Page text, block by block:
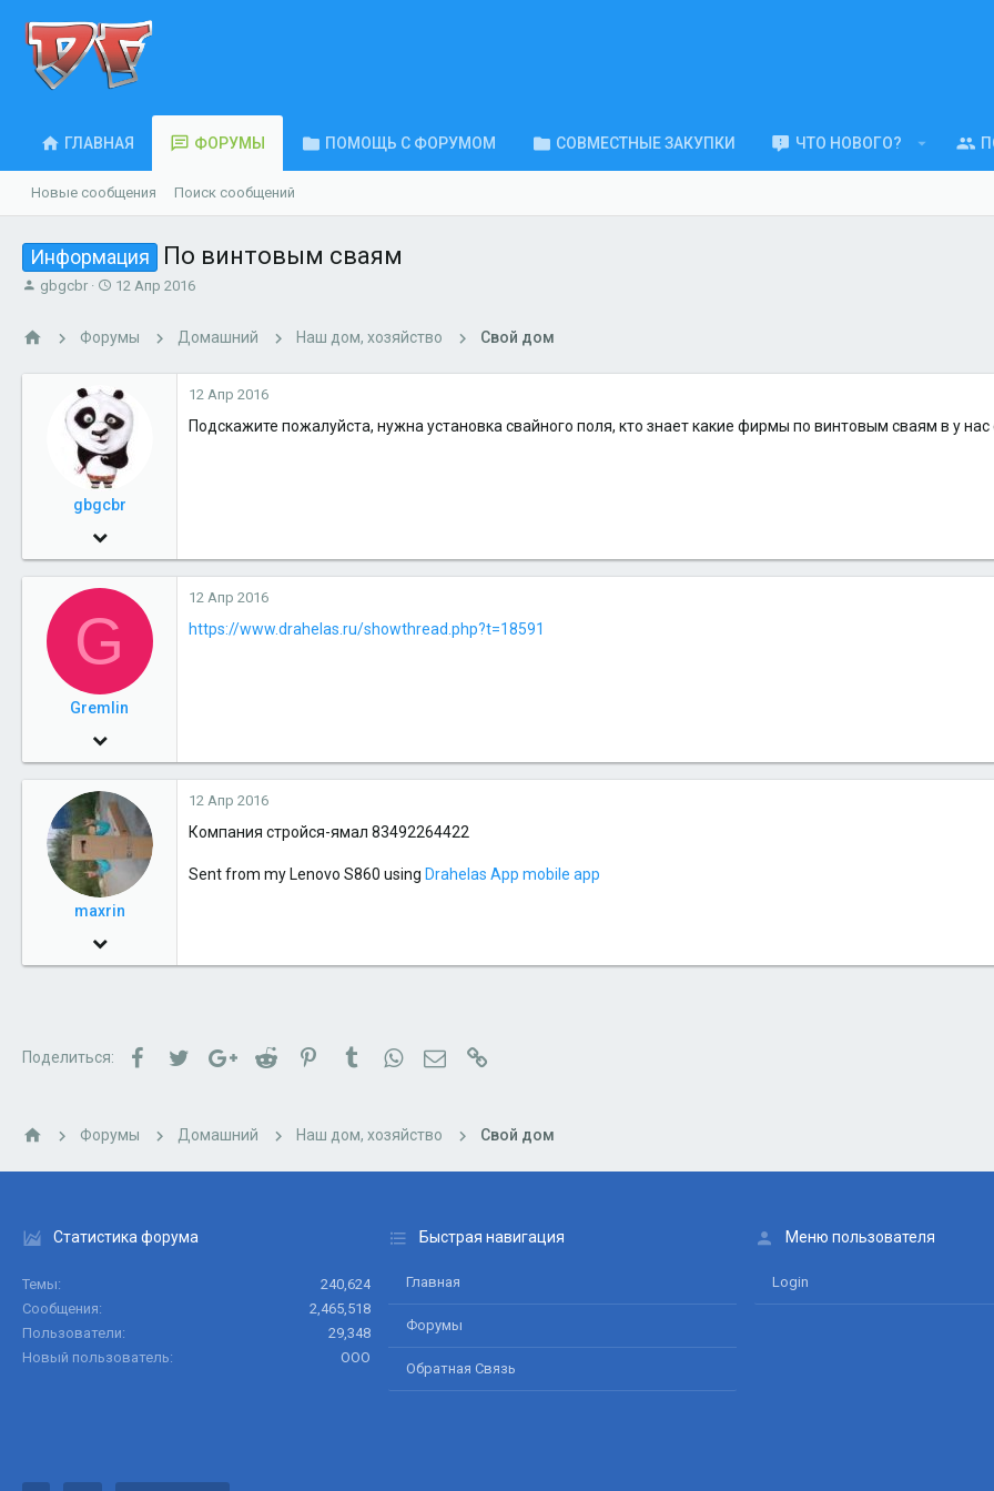
ГЛАВНАЯ ФОРУМЫ ПОМОЩЬ С ФОРУМОМ СОВМЕСТНЫЕ ЗАКУПКИ ЧТО НОВОГО?
Новые сообщения Поиск сообщений
Информация По винтовым сваям
А
gbgcbr
Д
а
ч
а
л
а
12 Апр 2016
Форумы Домашний Наш дом, хозяйство Свой дом
gbgcbr
21 Мар 2014
49
12 Апр 2016
Подскажите пожалуйста, нужна установка свайного поля, кто знает какие фирмы по винтовым сваям в у нас
G
Gremlin
30 Сен 2010
489
16
12 Апр 2016
https://www.drahelas.ru/showthread.php?t=18591
maxrin
17 Окт 2012
46
днт Надежда
12 Апр 2016
Компания стройся-ямал 83492264422
Sent from my Lenovo S860 using Drahelas App mobile app
Поделиться: FacebookTwitterGoogle+Reddit PinterestTumblrWhatsAppЭлектронная почта
Форумы Домашний Наш дом, хозяйство Свой дом
Статистика форума
Темы
240,624
Сообщения
2,465,518
Пользователи
29,348
Новый пользователь
ООО
Быстрая навигация
Главная
Форумы
Обратная Связь
Меню пользователя
Login